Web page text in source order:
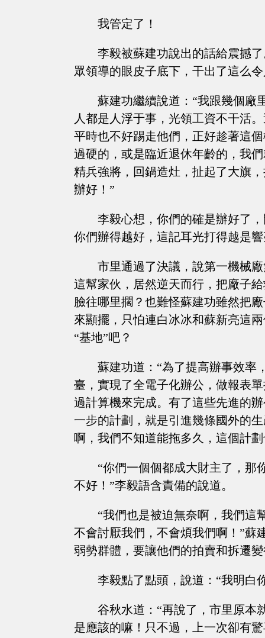
我管定了！
李毅被蘇建功說出的話給震撼
眾領導的眼皮子底下，干出了這么
蘇建功繼續說道：“我跟幾個廠
人都是人浮于事，光領工資不干活
平時也不好踢走他們，正好趁著這
過硬的，或是臨近退休年齡的，我
精兵強將，回鍋造灶，扯起了大旗
辦好！”
李毅心想，你們的確是辦好了
你們辦得越好，這記耳光打得越是
市里通過了決議，說第一機械
這幫家伙，居然逆天而行，把廠子
臉往哪里擱？也難怪蘇建功雖然把
來顯擺，只怕連白冰冰和蘇新亮這
“基地”吧？
蘇建功道：“為了提高辦事效率
臺，實現了全電子化辦公，做報表
過計算機來完成。有了這些先進的
一步的計劃，就是引進幾條國外的
啊，我們不知道能拖多久，這個計
“你們一個個都成大財主了，那
不好！”李毅語含責備的說道。
“我們也是被迫無奈啊，我們這
不會討厭我們，不會煩我們啊！”蘇
弱勢群體，要讓他們的拍賣和拆遷
李毅點了點頭，說道：“我明白
谷秋水道：“再說了，市里原本
是應該的嘛！只不過，上一次卻有